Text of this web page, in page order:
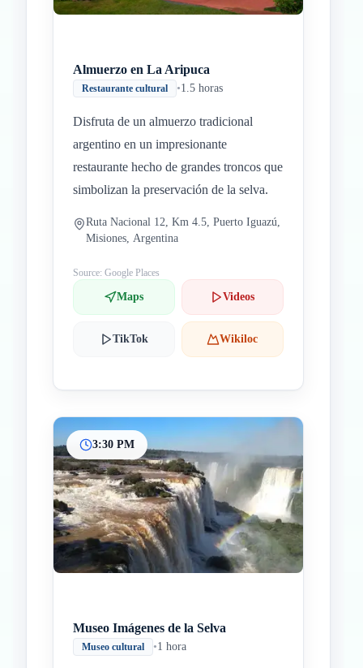
Almuerzo en La Aripuca
Restaurante cultural •1.5 horas
Disfruta de un almuerzo tradicional
argentino en un impresionante
restaurante hecho de grandes troncos que
simbolizan la preservación de la selva.
Ruta Nacional 12, Km 4.5, Puerto Iguazú,
Misiones, Argentina
Source: Google Places
Maps Videos
TikTok Wikiloc
3:30 PM
Museo Imágenes de la Selva
Museo cultural •1 hora